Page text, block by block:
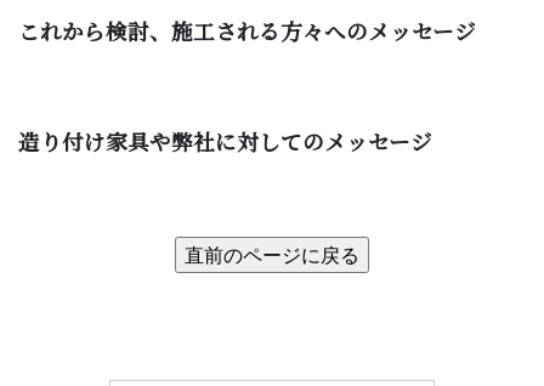
これから検討、施工される方々へのメッセージ
造り付け家具や弊社に対してのメッセージ